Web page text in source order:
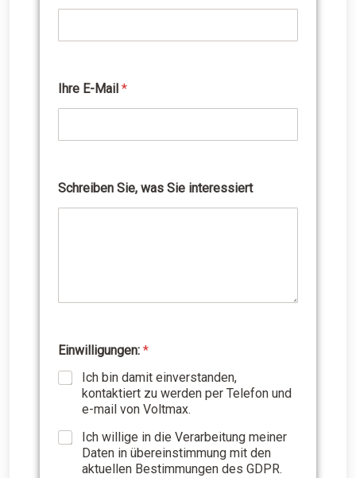
e
t
E
Ihre E-Mail *
Schreiben Sie, was Sie interessiert
Einwilligungen: *
Ich bin damit einverstanden,
kontaktiert zu werden per Telefon und
e-mail von Voltmax.
Ich willige in die Verarbeitung meiner
Daten in übereinstimmung mit den
aktuellen Bestimmungen des GDPR.